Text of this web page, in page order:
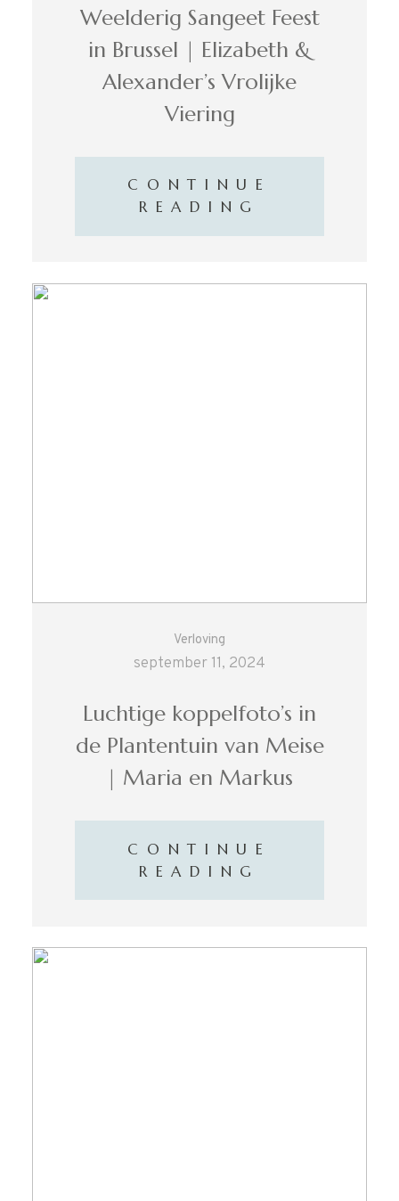
Weelderig Sangeet Feest
in Brussel | Elizabeth &
Alexander’s Vrolijke
Viering
CONTINUE
READING
Verloving
september 11, 2024
Luchtige koppelfoto’s in
de Plantentuin van Meise
| Maria en Markus
CONTINUE
READING